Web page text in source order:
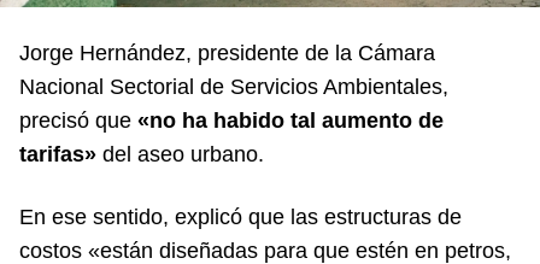
Jorge Hernández, presidente de la Cámara
Nacional Sectorial de Servicios Ambientales,
precisó que «no ha habido tal aumento de
tarifas» del aseo urbano.
En ese sentido, explicó que las estructuras de
costos «están diseñadas para que estén en petros,